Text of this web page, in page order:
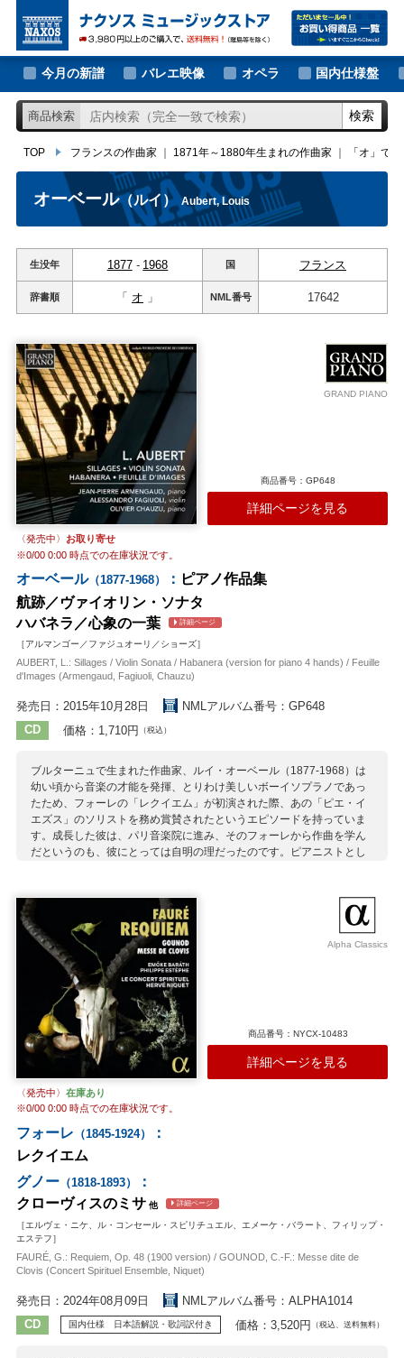
大作曲家の新譜
著名作曲家の新譜
マイナー作曲家の新譜
月別新譜一覧
今月の新譜 バレエ映像 オペラ 国内仕様盤
商品検索 検索
TOP フランスの作曲家 1871年～1880年生まれの作曲家 「オ」で
TOP フランスの作曲家｜1871年～1880年生まれの作曲家｜「オ」では
オーベール（ルイ） Aubert, Louis
生没年 1877 - 1968 国 フランス
辞書順 「 オ 」 NML番号 17642
GRAND PIANO
商品番号：GP648
詳細ページを見る
〈発売中〉 お取り寄せ
※0/00 0:00時点での在庫状況です。
オーベール（1877-1968） ： ピアノ作品集
航跡／ヴァイオリン・ソナタ
ハバネラ／心象の一葉
詳細ページ
［アルマンゴー／ファジュオーリ／ショーズ］
AUBERT, L.: Sillages / Violin Sonata / Habanera (version for piano 4 hands) / Feuille
d'Images (Armengaud, Fagiuoli, Chauzu)
発売日：2015年10月28日
NMLアルバム番号：GP648
CD
価格：1,710円 （税込）
ブルターニュで生まれた作曲家、ルイ・オーベール（1877-1968）は
幼い頃から音楽の才能を発揮、とりわけ美しいボーイソプラノであっ
たため、フォーレの「レクイエム」が初演された際、あの「ピエ・イ
エズス」のソリストを務め賞賛されたというエピソードを持っていま
す。成長した彼は、パリ音楽院に進み、そのフォーレから作曲を学ん
だというのも、彼にとっては自明の理だったのです。ピアニストとし
ー、ケクランらと同じサークルに所属し、印象派の作風を有したたく
さんの作品を書きます。その多くは声楽曲であり、オペラからシャン
ソンまでと幅広い曲を手掛けました。彼のピアノ曲のなかでは、「航
跡」が良く知られていて、これは20世紀初頭のフランス音楽のなかで
も、最も重要な作品の一つと断言しても間違いではありません。フォ
ーレ譲りの繊細な音色の中に、ラヴェルから影響を受けたであろうス
ペイン風のリズムを隠し持つ、軽妙で印象的な音楽です。
収録作曲家：
オーベール
Alpha Classics
商品番号：NYCX-10483
詳細ページを見る
〈発売中〉 在庫あり
※0/00 0:00時点での在庫状況です。
フォーレ （1845-1924）
：
レクイエム
グノー（1818-1893）
：
クローヴィスのミサ 他 詳細ページ
［エルヴェ・ニケ、ル・コンセール・スピリチュエル、エメーケ・バラート、フィリップ・
エステフ］
FAURÉ, G.: Requiem, Op. 48 (1900 version) / GOUNOD, C.-F.: Messe dite de
Clovis (Concert Spirituel Ensemble, Niquet)
発売日：2024年08月09日
NMLアルバム番号：ALPHA1014
CD
国内仕様 日本語解説・歌詞訳付き 価格：3,520円 （税込、送料無料）